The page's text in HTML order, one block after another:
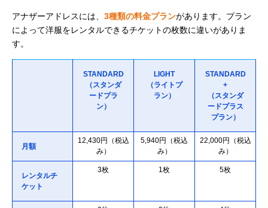
アナザーアドレスには、 3種類の料金プランがあります。プラン
によって洋服をレンタルできるチケットの枚数に違いがありま
す。
STANDARD
（スタンダ
ードプラ
ン）
LIGHT
（ライトプ
ラン）
STANDARD
+
（スタンダ
ードプラス
プラン）
月額
12,430円（税込
み）
5,940円（税込
み）
22,000円（税込
み）
レンタルチ
ケット
3枚 1枚 5枚